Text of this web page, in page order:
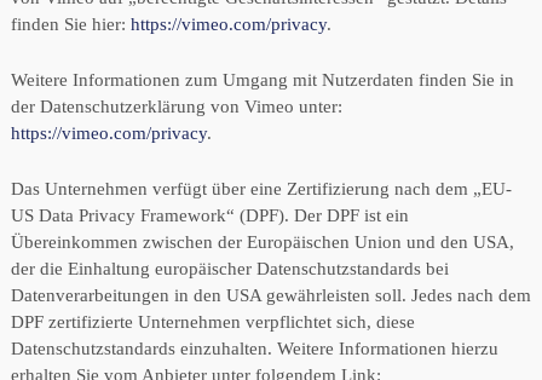
finden Sie hier: https://vimeo.com/privacy.
Weitere Informationen zum Umgang mit Nutzerdaten finden Sie in
der Datenschutzerklärung von Vimeo unter:
https://vimeo.com/privacy.
Das Unternehmen verfügt über eine Zertifizierung nach dem „EU-
US Data Privacy Framework“ (DPF). Der DPF ist ein
Übereinkommen zwischen der Europäischen Union und den USA,
der die Einhaltung europäischer Datenschutzstandards bei
Datenverarbeitungen in den USA gewährleisten soll. Jedes nach dem
DPF zertifizierte Unternehmen verpflichtet sich, diese
Datenschutzstandards einzuhalten. Weitere Informationen hierzu
erhalten Sie vom Anbieter unter folgendem Link: